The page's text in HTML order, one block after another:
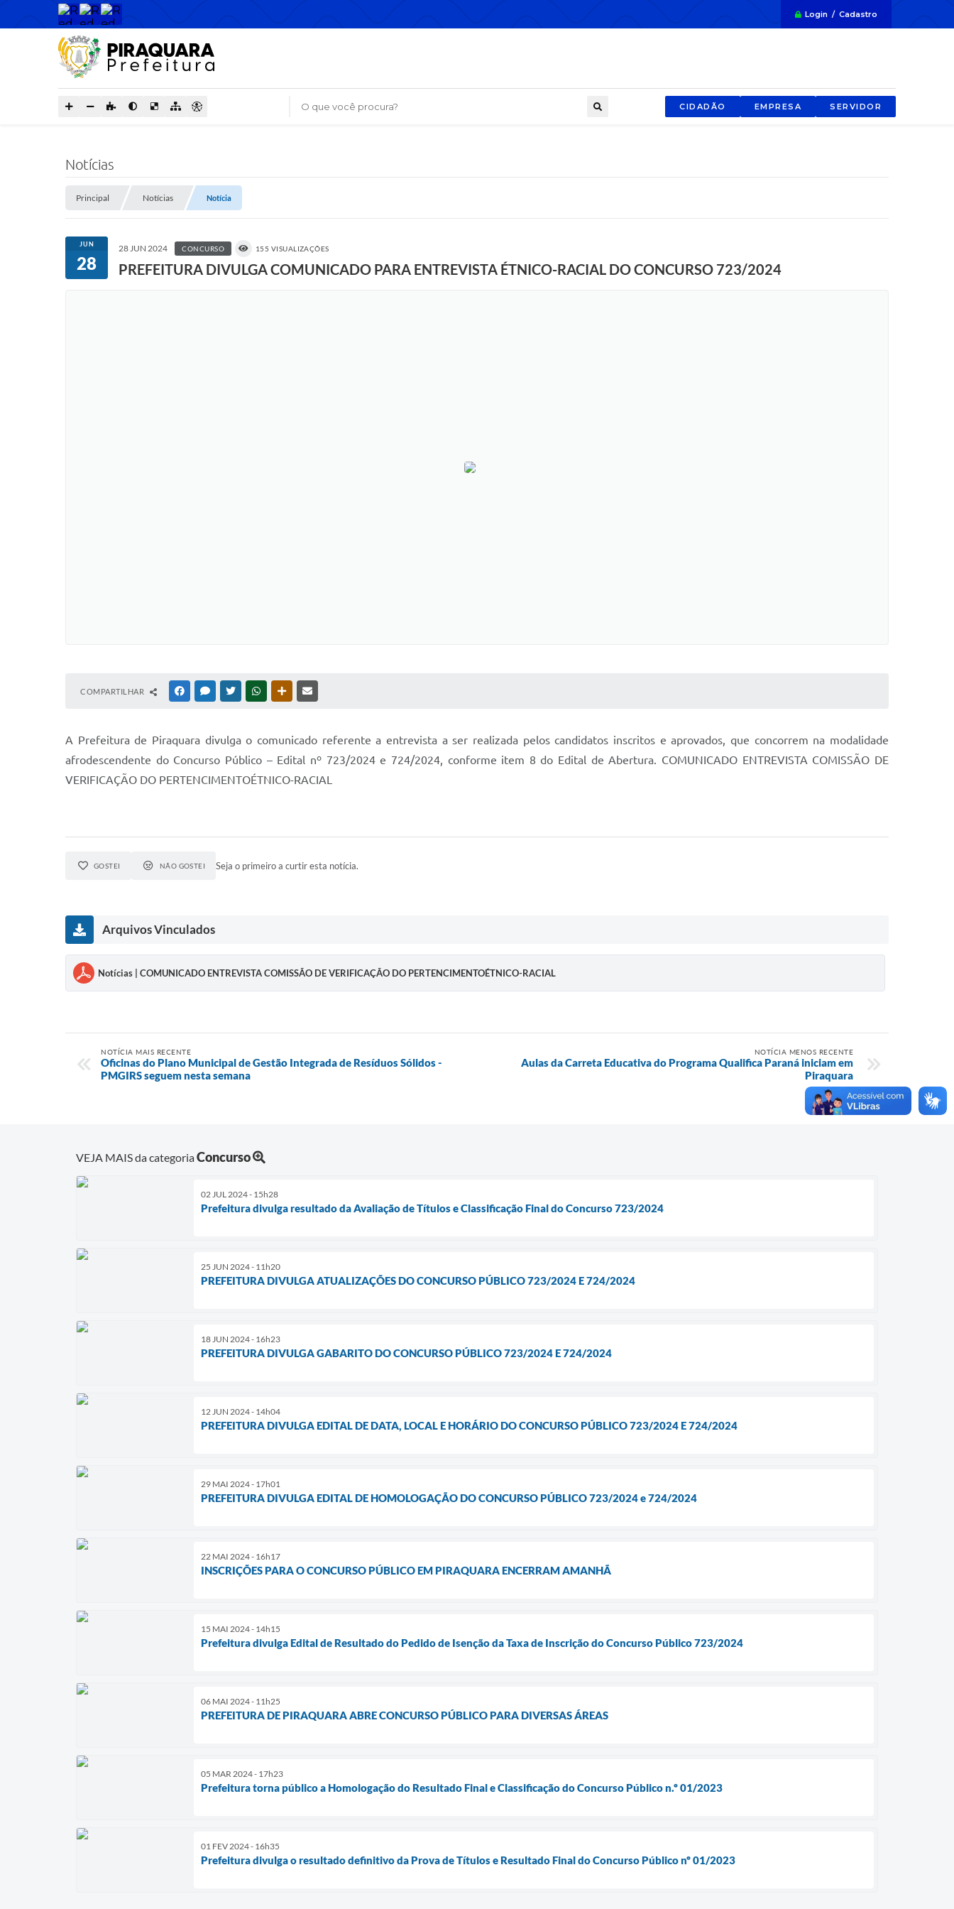
Login / Cadastro
O que você procura? CIDADÃO EMPRESA SERVIDOR
Notícias
Principal Notícias Notícia
JUN
28
28 JUN 2024 CONCURSO 155 VISUALIZAÇÕES
PREFEITURA DIVULGA COMUNICADO PARA ENTREVISTA ÉTNICO-RACIAL DO CONCURSO 723/2024
COMPARTILHAR FACEBOOKMESSENGER
TWITTERWHATSAPPOUTRAS MÍDIAS
A Prefeitura de Piraquara divulga o comunicado referente a entrevista a ser realizada pelos candidatos inscritos e aprovados, que concorrem na modalidade
afrodescendente do Concurso Público – Edital nº 723/2024 e 724/2024, conforme item 8 do Edital de Abertura. COMUNICADO ENTREVISTA COMISSÃO DE
VERIFICAÇÃO DO PERTENCIMENTOÉTNICO-RACIAL
GOSTEI NÃO GOSTEI Seja o primeiro a curtir esta notícia.
Arquivos Vinculados
Notícias | COMUNICADO ENTREVISTA COMISSÃO DE VERIFICAÇÃO DO PERTENCIMENTOÉTNICO-RACIAL
NOTÍCIA MAIS RECENTE
Oficinas do Plano Municipal de Gestão Integrada de Resíduos Sólidos -
PMGIRS seguem nesta semana
NOTÍCIA MENOS RECENTE
Aulas da Carreta Educativa do Programa Qualifica Paraná iniciam em
Piraquara
VEJA MAIS da categoriaConcurso
02 JUL 2024 - 15h28
Prefeitura divulga resultado da Avaliação de Títulos e Classificação Final do Concurso 723/2024
25 JUN 2024 - 11h20
PREFEITURA DIVULGA ATUALIZAÇÕES DO CONCURSO PÚBLICO 723/2024 E 724/2024
18 JUN 2024 - 16h23
PREFEITURA DIVULGA GABARITO DO CONCURSO PÚBLICO 723/2024 E 724/2024
12 JUN 2024 - 14h04
PREFEITURA DIVULGA EDITAL DE DATA, LOCAL E HORÁRIO DO CONCURSO PÚBLICO 723/2024 E 724/2024
29 MAI 2024 - 17h01
PREFEITURA DIVULGA EDITAL DE HOMOLOGAÇÃO DO CONCURSO PÚBLICO 723/2024 e 724/2024
22 MAI 2024 - 16h17
INSCRIÇÕES PARA O CONCURSO PÚBLICO EM PIRAQUARA ENCERRAM AMANHÃ
15 MAI 2024 - 14h15
Prefeitura divulga Edital de Resultado do Pedido de Isenção da Taxa de Inscrição do Concurso Público 723/2024
06 MAI 2024 - 11h25
PREFEITURA DE PIRAQUARA ABRE CONCURSO PÚBLICO PARA DIVERSAS ÁREAS
05 MAR 2024 - 17h23
Prefeitura torna público a Homologação do Resultado Final e Classificação do Concurso Público n.º 01/2023
01 FEV 2024 - 16h35
Prefeitura divulga o resultado definitivo da Prova de Títulos e Resultado Final do Concurso Público nº 01/2023